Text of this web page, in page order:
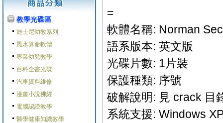
教學光碟區
迪士尼幼教系列
風水算命軟體
專業幼兒教學
百科全書光碟
汽車資料維修
漫畫小說佛經
電腦認證教學
醫學健康知識教學
=
軟體名稱: Norman
語系版本: 英文版
光碟片數: 1片裝
保護種類: 序號
破解說明: 見 crack 目
系統支援: Windows